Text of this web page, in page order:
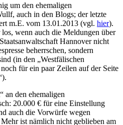
um den ehemaligen
auch in den Blogs; der letzte
m.E. vom 13.01.2013 (vgl. hier).
wenn auch die Meldungen über
Hannover nicht
beherrschen, sondern
(in den „Westfälischen
für ein paar Zeilen auf der Seite
an den ehemaligen
20.000 € für eine Einstellung
auch die Vorwürfe wegen
ist nämlich nicht geblieben am